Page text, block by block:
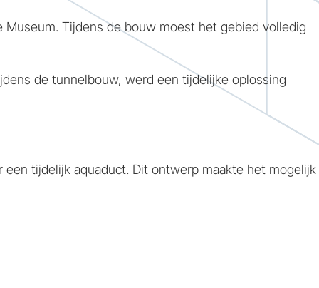
Tijdens de bouw moest het gebied volledig
de tunnelbouw, werd een tijdelijke oplossing
tijdelijk aquaduct. Dit ontwerp maakte het mogelijk